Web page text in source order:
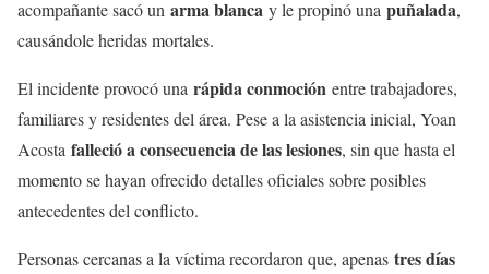
acompañante sacó un arma blanca y le propinó una puñalada,
causándole heridas mortales.
El incidente provocó una rápida conmoción entre trabajadores,
familiares y residentes del área. Pese a la asistencia inicial, Yoan
Acosta falleció a consecuencia de las lesiones, sin que hasta el
momento se hayan ofrecido detalles oficiales sobre posibles
antecedentes del conflicto.
Personas cercanas a la víctima recordaron que, apenas tres días